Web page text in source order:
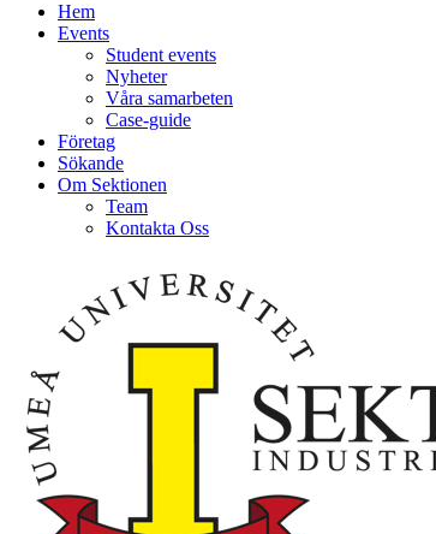
Hem
Events
Student events
Nyheter
Våra samarbeten
Case-guide
Företag
Sökande
Om Sektionen
Team
Kontakta Oss